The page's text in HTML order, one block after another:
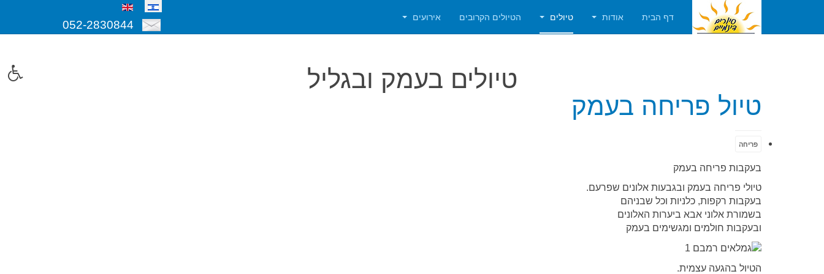
052-2830844
דף הבית אודות טיולים הטיולים הקרובים אירועים
טיולים בעמק ובגליל
טיול פריחה בעמק
פריחה
בעקבות פריחה בעמק
טיולי פריחה בעמק ובגבעות אלונים שפרעם.
בעקבות רקפות, כלניות וכל שבניהם
בשמורת אלוני אבא ביערות האלונים
ובעקבות חולמים ומגשימים בעמק
הטיול בהגעה עצמית.